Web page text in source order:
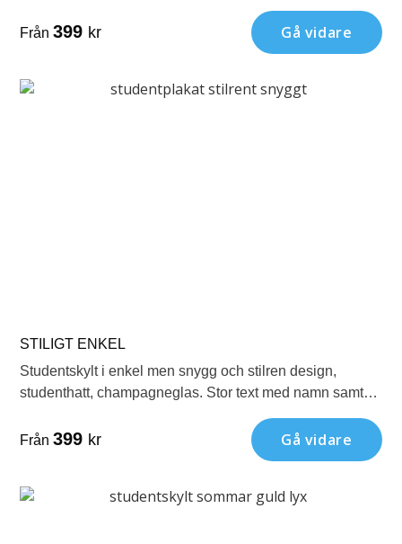
Från 399 kr Gå vidare
STILIGT ENKEL
Studentskylt i enkel men snygg och stilren design,
studenthatt, champagneglas. Stor text med namn samt
Från 399 kr Gå vidare